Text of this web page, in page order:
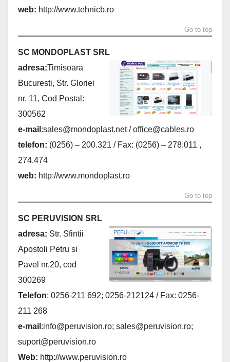
web: http://www.tehnicb.ro
Go to top
SC MONDOPLAST SRL
adresa:Timisoara
Bucuresti, Str. Gloriei
nr. 11, Cod Postal:
300562
e-mail :sales@mondoplast.net/office@cables.ro
telefon: (0256) – 200.321 / Fax: (0256) – 278.011 ,
274.474
web: http://www.mondoplast.ro
Go to top
SC PERUVISION SRL
adresa: Str. Sfintii
Apostoli Petru si
Pavel nr.20, cod
300269
Telefon: 0256-211 692; 0256-212124 / Fax: 0256-
211 268
e-mail :info@peruvision.ro; sales@peruvision.ro;
suport@peruvision.ro
Web: http://www.peruvision.ro